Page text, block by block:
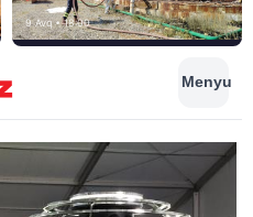
9 Avq • 18:00
Menyu